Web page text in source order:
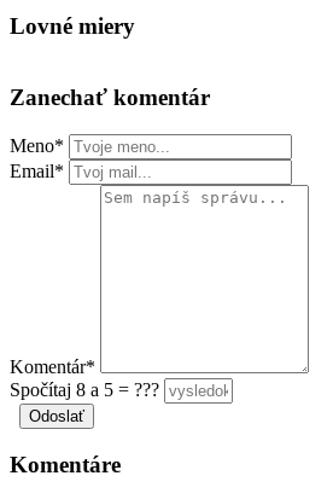
Lovné miery
Zanechať komentár
Meno*
Email*
Komentár*
Spočítaj 8 a 5 = ???
Komentáre